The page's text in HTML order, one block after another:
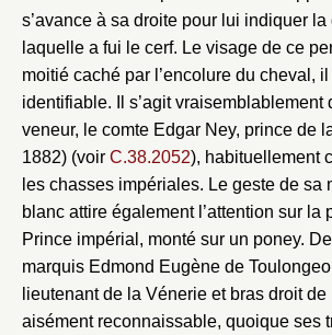
s’avance à sa droite pour lui indiquer
laquelle a fui le cerf. Le visage de ce
moitié caché par l’encolure du cheval,
identifiable. Il s’agit vraisemblablement
veneur, le comte Edgar Ney, prince de
1882) (voir C.38.2052), habituellement
les chasses impériales. Le geste de sa
blanc attire également l’attention sur la
Prince impérial, monté sur un poney.
marquis Edmond Eugène de
lieutenant de la Vénerie et bras droit de
aisément reconnaissable, quoique ses